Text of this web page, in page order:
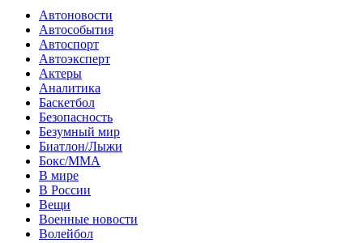
Автоновости
Автособытия
Автоспорт
Автоэксперт
Актеры
Аналитика
Баскетбол
Безопасность
Безумный мир
Биатлон/Лыжи
Бокс/MMA
В мире
В России
Вещи
Военные новости
Волейбол